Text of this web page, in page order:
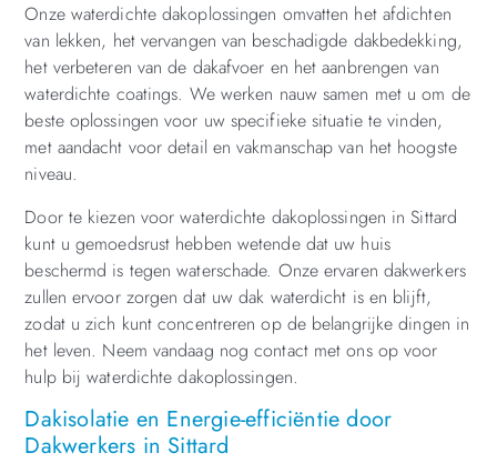
Onze waterdichte dakoplossingen omvatten het afdichten
van lekken, het vervangen van beschadigde dakbedekking,
het verbeteren van de dakafvoer en het aanbrengen van
waterdichte coatings. We werken nauw samen met u om de
beste oplossingen voor uw specifieke situatie te vinden,
met aandacht voor detail en vakmanschap van het hoogste
niveau.
Door te kiezen voor waterdichte dakoplossingen in Sittard
kunt u gemoedsrust hebben wetende dat uw huis
beschermd is tegen waterschade. Onze ervaren dakwerkers
zullen ervoor zorgen dat uw dak waterdicht is en blijft,
zodat u zich kunt concentreren op de belangrijke dingen in
het leven. Neem vandaag nog contact met ons op voor
hulp bij waterdichte dakoplossingen.
Dakisolatie en Energie-efficiëntie door
Dakwerkers in Sittard